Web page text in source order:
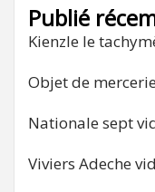
Publié
Kienzle le
Objet de
Nationale sept
Viviers Adeche